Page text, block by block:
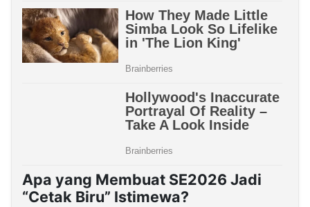
Apa yang Membuat SE2026 Jadi
“Cetak Biru” Istimewa?